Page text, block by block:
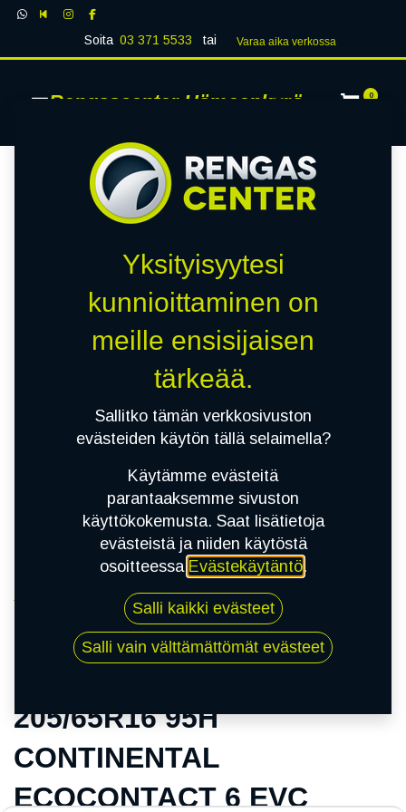
Soita 03 371 5533 tai Varaa aika verk​​​​ossa
Rengascenter Hämeenkyrö 0
205/65R16 95H CONTINENTAL ECOCONTACT
205/65R16 95H
CONTINENTAL
ECOCONTACT 6 EVC
Yksityisyytesi
kunnioittaminen on
meille ensisijaisen
tärkeää.
Sallitko tämän verkkosivuston
evästeiden käytön tällä selaimella?
Käytämme evästeitä
parantaaksemme sivuston
käyttökokemusta. Saat lisätietoja
evästeistä ja niiden käytöstä
osoitteessa Evästekäytäntö.
Salli kaikki evästeet
Salli vain välttämättömät evästeet